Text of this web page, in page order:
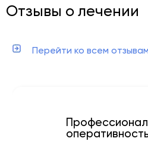
Отзывы о лечении
Перейти ко всем отзывам